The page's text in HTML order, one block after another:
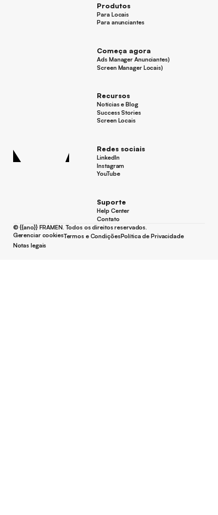
Produtos
Para Locais
Para Locais
Para anunciantes
Começa agora
Ads Manager Anunciantes)
Ads Manager Anunciantes)
Screen Manager Locais)
Recursos
Notícias e Blog
Notícias e Blog
Success Stories
Success Stories
Screen Locais
Redes sociais
LinkedIn
LinkedIn
Instagram
Instagram
YouTube
Suporte
Help Center
Help Center
Contato
Contato
©{{ano}}FRAMEN. Todos os direitos reservados.
Gerenciar cookies
Gerenciar cookies
Termos e CondiçõesPolítica de Privacidade
Notas legais